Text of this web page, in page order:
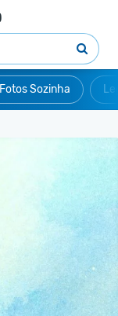
Fotos Sozinha